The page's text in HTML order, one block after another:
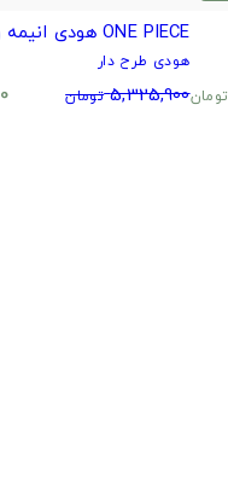
تومان
ONE PIECE هودی انیمه وان پیس
هودی طرح دار
5,325,900 تومان